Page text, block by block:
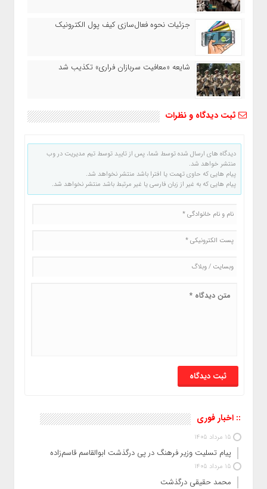
جزئیات نحوه فعال‌سازی کیف پول الکترونیک
شایعه «معافیت سربازان فراری» تکذیب شد
ثبت دیدگاه و نظرات
دیدگاه های ارسال شده توسط شما، پس از تایید توسط تیم مدیریت در وب
منتشر خواهد شد.
پیام هایی که حاوی تهمت یا افترا باشد منتشر نخواهد شد.
پیام هایی که به غیر از زبان فارسی یا غیر مرتبط باشد منتشر نخواهد شد.
:: اخبار فوری
15 مرداد 1405
پیام تسلیت وزیر فرهنگ در پی درگذشت ابوالقاسم قاسم‌زاده
15 مرداد 1405
محمد حقیقی درگذشت